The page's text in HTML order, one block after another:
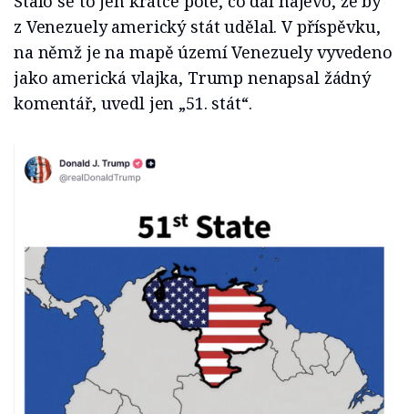
z Venezuely americký stát udělal. V příspěvku,
na němž je na mapě území Venezuely vyvedeno
jako americká vlajka, Trump nenapsal žádný
komentář, uvedl jen „51. stát“.